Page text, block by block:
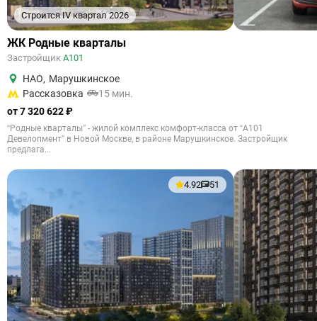
Строится IV квартал 2026
ЖК Родные кварталы
Застройщик А101
НАО, Марушкинское
Рассказовка
15 мин.
от 7 320 622 ₽
“Родные кварталы” - жилой комплекс комфорт-класса от “А101
Девелопмент” в Новой Москве, в районе Марушкинское. Застройщик
предлага...
4.92 51